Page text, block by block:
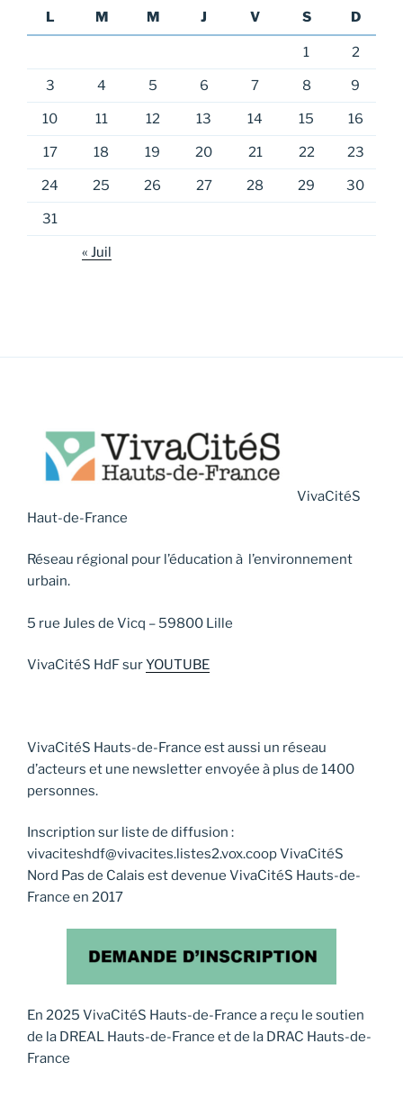
L
M M J V S D
1 2
3 4 5 6 7 8 9
10 11 12 13 14 15 16
17 18 19 20 21 22 23
24 25 26 27 28 29 30
31
« Juil
VivaCitéS
Haut-de-France
Réseau régional pour l’éducation à l’environnement
urbain.
5 rue Jules de Vicq – 59800 Lille
VivaCitéS HdF surYOUTUBE
VivaCitéS Hauts-de-France est aussi un réseau
d’acteurs et une newsletter envoyée à plus de 1400
personnes.
Inscription sur liste de diffusion :
vivaciteshdf@vivacites.listes2.vox.coop VivaCitéS
Nord Pas de Calais est devenue VivaCitéS Hauts-de-
France en 2017
En 2025 VivaCitéS Hauts-de-France a reçu le soutien
de la DREAL Hauts-de-France et de la DRAC Hauts-de-
France